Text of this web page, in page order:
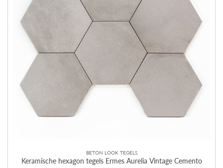
BETON LOOK TEGELS
Keramische hexagon tegels Ermes Aurelia Vintage Cemento